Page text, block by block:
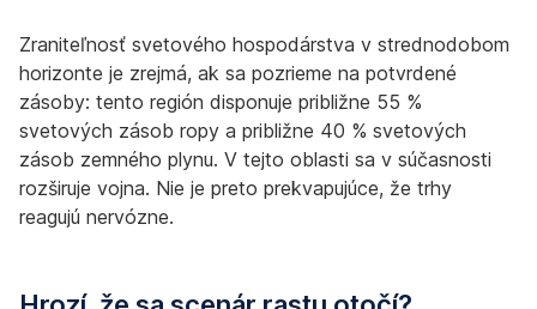
Zraniteľnosť svetového hospodárstva v strednodobom
horizonte je zrejmá, ak sa pozrieme na potvrdené
zásoby: tento región disponuje približne 55 %
svetových zásob ropy a približne 40 % svetových
zásob zemného plynu. V tejto oblasti sa v súčasnosti
rozširuje vojna. Nie je preto prekvapujúce, že trhy
reagujú nervózne.